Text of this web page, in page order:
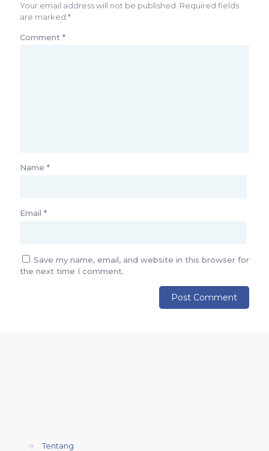
Your email address will not be published. Required fields
are marked *
Comment *
Name *
Email *
Save my name, email, and website in this browser for
the next time I comment.
→
Tentang